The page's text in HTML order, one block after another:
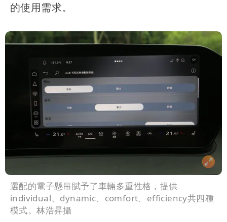
的使用需求。
選配的電子懸吊賦予了車輛多重性格，提供
individual、dynamic、comfort、efficiency共四種
模式。林浩昇攝